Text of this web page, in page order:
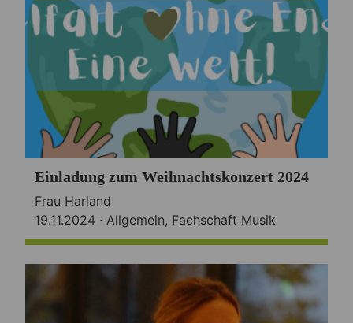
Einladung zum Weihnachtskonzert 2024
Frau Harland
19.11.2024 · Allgemein, Fachschaft Musik